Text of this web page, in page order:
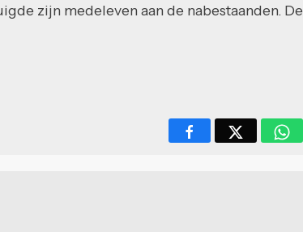
zijn medeleven aan de nabestaanden. De